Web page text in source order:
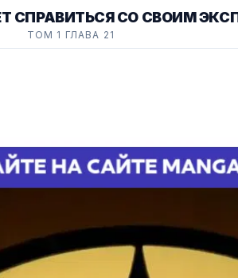
СПРАВИТЬСЯ СО СВОИМ
ТОМ 1 ГЛАВА 21